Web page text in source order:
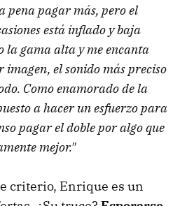
pena pagar más, pero el
está inflado y baja
la gama alta y me encanta
el sonido más preciso
Como enamorado de la
a hacer un esfuerzo para
pagar el doble por algo que
mejor."
criterio, Enrique es un